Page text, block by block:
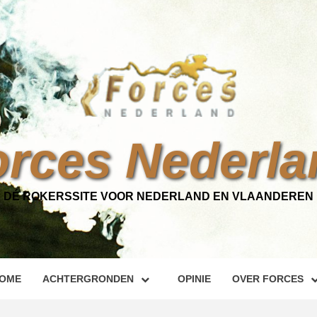
DÉ ROKERSSITE VOOR NEDERLAND EN VLAANDEREN
ACHTERGRONDEN OPINIE OVER FORCES